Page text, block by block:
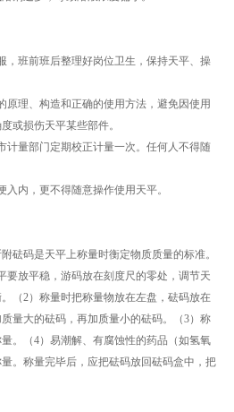
，班前班后整理好岗位卫生，保持天平、操
原理、构造和正确的使用方法，避免因使用
或损伤天平某些部件。
计量部门定期校正计量一次。任何人不得随
入内，更不得随意操作使用天平。
砝码是天平上称量时衡定物质质量的标准。
要放平稳，游码放在刻度尺的零处，调节天
（2）称量时把称量物放在左盘，砝码放在
量大的砝码，再加质量小的砝码。（3）称
。（4）易潮解、有腐蚀性的药品（如氢氧
。称量完毕后，应把砝码放回砝码盒中，把